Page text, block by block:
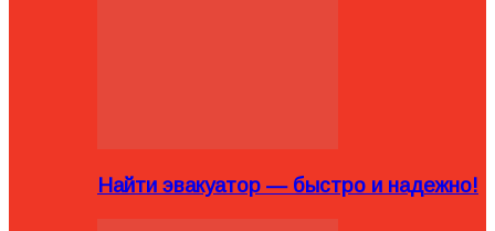
Найти эвакуатор — быстро и надежно!